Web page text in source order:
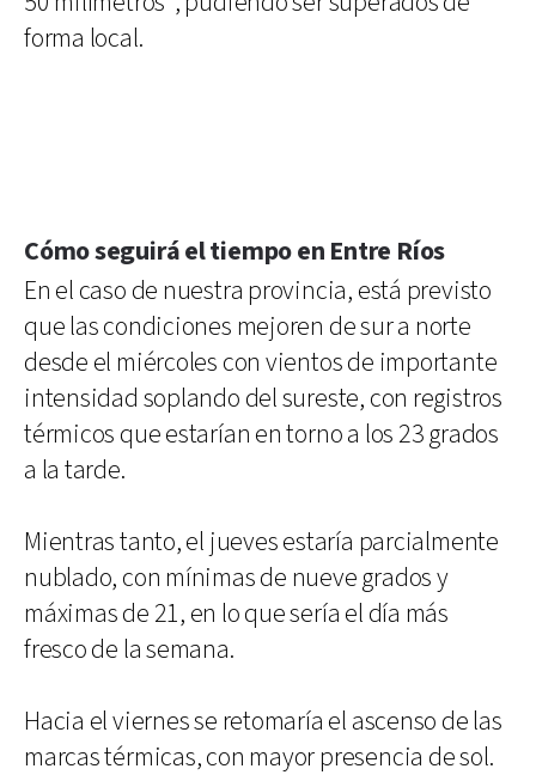
forma local.
Cómo seguirá el tiempo en Entre Ríos
En el caso de nuestra provincia, está previsto
que las condiciones mejoren de sur a norte
desde el miércoles con vientos de importante
intensidad soplando del sureste, con registros
térmicos que estarían en torno a los 23 grados
a la tarde.
Mientras tanto, el jueves estaría parcialmente
nublado, con mínimas de nueve grados y
máximas de 21, en lo que sería el día más
fresco de la semana.
Hacia el viernes se retomaría el ascenso de las
marcas térmicas, con mayor presencia de sol.